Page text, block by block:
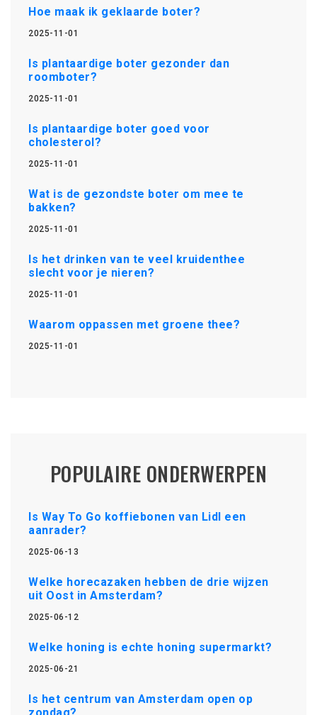
Hoe maak ik geklaarde boter?
2025-11-01
Is plantaardige boter gezonder dan
roomboter?
2025-11-01
Is plantaardige boter goed voor
cholesterol?
2025-11-01
Wat is de gezondste boter om mee te
bakken?
2025-11-01
Is het drinken van te veel kruidenthee
slecht voor je nieren?
2025-11-01
Waarom oppassen met groene thee?
2025-11-01
POPULAIRE ONDERWERPEN
Is Way To Go koffiebonen van Lidl een
aanrader?
2025-06-13
Welke horecazaken hebben de drie wijzen
uit Oost in Amsterdam?
2025-06-12
Welke honing is echte honing supermarkt?
2025-06-21
Is het centrum van Amsterdam open op